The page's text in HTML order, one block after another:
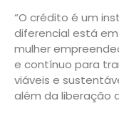
“O crédito é um
diferencial está
mulher
e contínuo para
viáveis e
além da liberação